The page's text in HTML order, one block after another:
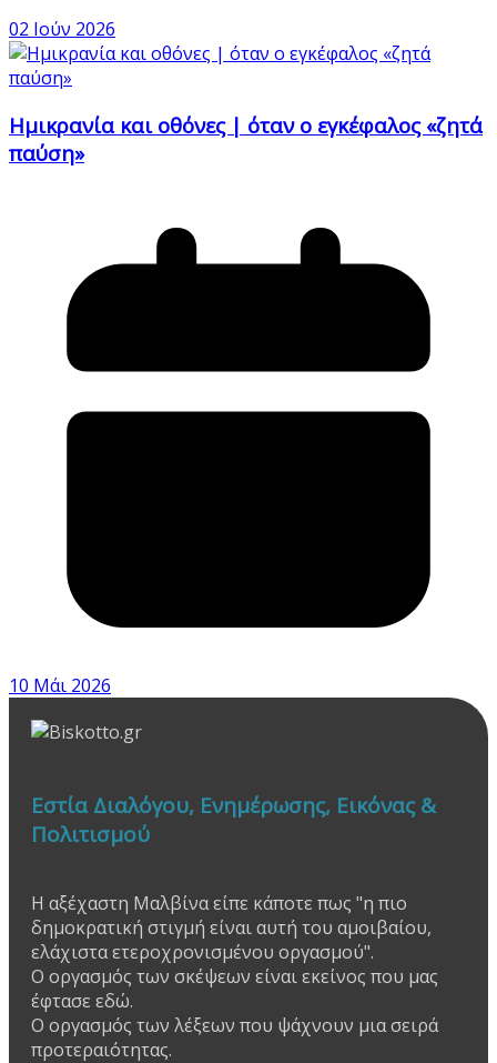
02 Ιούν 2026
Ημικρανία και οθόνες | όταν ο εγκέφαλος «ζητά
παύση»
10 Μάι 2026
Εστία Διαλόγου, Ενημέρωσης, Εικόνας &
Πολιτισμού
Η αξέχαστη Μαλβίνα είπε κάποτε πως "η πιο
δημοκρατική στιγμή είναι αυτή του αμοιβαίου,
ελάχιστα ετεροχρονισμένου οργασμού".
Ο οργασμός των σκέψεων είναι εκείνος που μας
έφτασε εδώ.
Ο οργασμός των λέξεων που ψάχνουν μια σειρά
προτεραιότητας.